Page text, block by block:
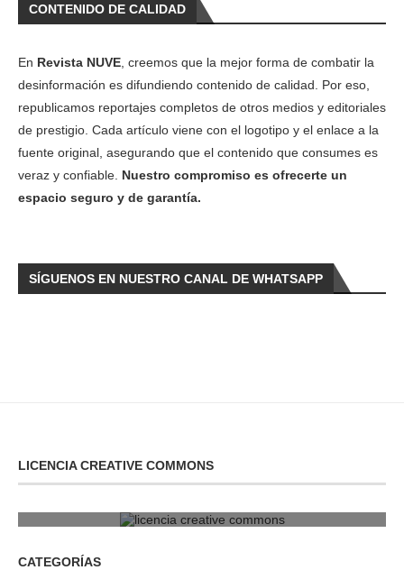
CONTENIDO DE CALIDAD
En Revista NUVE , creemos que la mejor forma de combatir la
desinformación es difundiendo contenido de calidad. Por eso,
republicamos reportajes completos de otros medios y editoriales
de prestigio. Cada artículo viene con el logotipo y el enlace a la
fuente original, asegurando que el contenido que consumes es
veraz y confiable. Nuestro compromiso es ofrecerte un
espacio seguro y de garantía.
SÍGUENOS EN NUESTRO CANAL DE WHATSAPP
LICENCIA CREATIVE COMMONS
CATEGORÍAS